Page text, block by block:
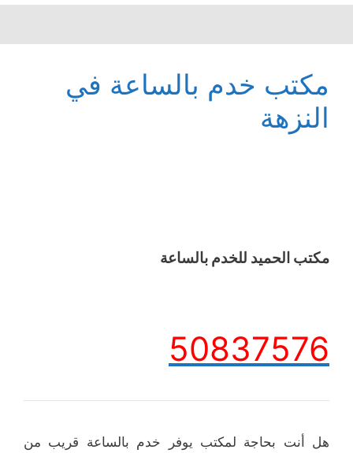
مكتب خدم بالساعة في
النزهة
مكتب الحميد للخدم بالساعة
50837576
هل أنت بحاجة لمكتب يوفر خدم بالساعة قريب من